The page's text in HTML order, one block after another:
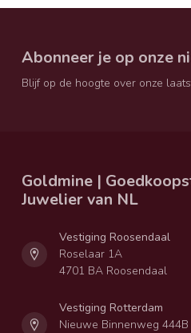
Abonneer je op onze
Blijf op de hoogte over onze
Goldmine |
Juwelier van NL
Vestiging Roosendaal
Roselaar 1A
4701 BA Roosendaal
Vestiging Rotterdam
Nieuwe Binnenweg 444B